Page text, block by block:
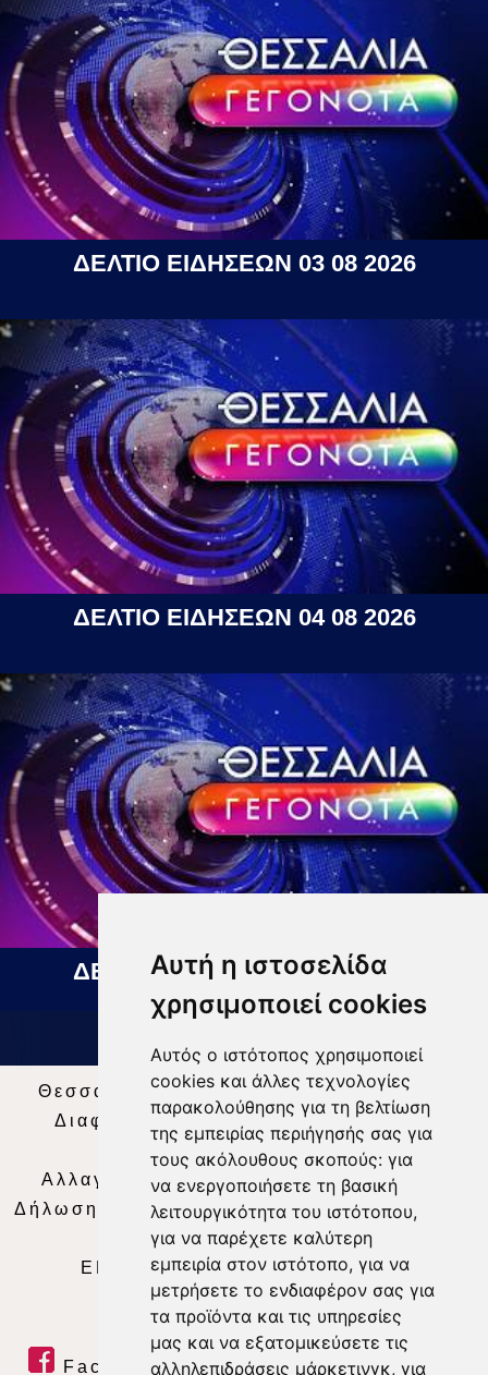
Αυτή η ιστοσελίδα
χρησιμοποιεί cookies
Αυτός ο ιστότοπος χρησιμοποιεί
cookies και άλλες τεχνολογίες
παρακολούθησης για τη βελτίωση
της εμπειρίας περιήγησής σας για
τους ακόλουθους σκοπούς: για
να ενεργοποιήσετε τη βασική
λειτουργικότητα του ιστότοπου,
για να παρέχετε καλύτερη
εμπειρία στον ιστότοπο, για να
μετρήσετε το ενδιαφέρον σας για
τα προϊόντα και τις υπηρεσίες
μας και να εξατομικεύσετε τις
αλληλεπιδράσεις μάρκετινγκ, για
ΔΕΛΤΙΟ ΕΙΔΗΣΕΩΝ 03 08 2026
ΔΕΛΤΙΟ ΕΙΔΗΣΕΩΝ 04 08 2026
ΔΕΛΤΙΟ ΕΙΔΗΣΕΩΝ 05 08 2026
Θεσσαλία Τηλεόραση|SNG Services
Διαφήμιση | Όροι Χρήσης |Δήλωση
Απορρήτου |
Περιεχόμενο
Αλλαγή Προτιμήσεων για τα Cookies
Δήλωση συμμόρφωσης με τη σύσταση (ΕΕ)
2018/334|Ταυτότητα
ΕΝΗΜΕΡΩΣΗ |WEB TV| LIVE
Facebook| Twitter | Youtube